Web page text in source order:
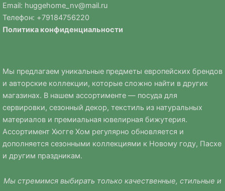
Email: huggehome_nv@mail.ru
Телефон: +79184756220
Политика конфиденциальности
Мы предлагаем уникальные предметы европейских брендов
и авторские коллекции, которые сложно найти в других
магазинах. В нашем ассортименте — посуда для
сервировки, сезонный декор, текстиль из натуральных
материалов и премиальная ювелирная бижутерия.
Ассортимент Хюгге Хом регулярно обновляется и
дополняется сезонными коллекциями к Новому году, Пасхе
и другим праздникам.
Мы стремимся выбирать только качественные, стильные и